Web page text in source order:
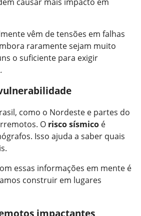
vêm de tensões em falhas
raramente sejam muito
o suficiente para exigir
como o Nordeste e partes do
O risco sísmico é
Isso ajuda a saber quais
essas informações em mente é
construir em lugares
impactantes